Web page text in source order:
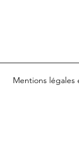
Mentions légales